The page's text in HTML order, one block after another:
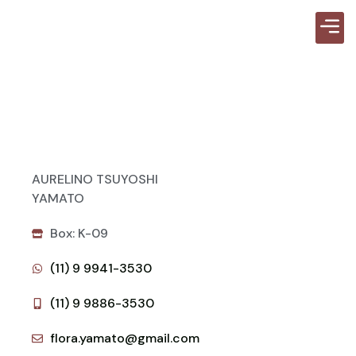
AURELINO TSUYOSHI
YAMATO
Box: K-09
(11) 9 9941-3530
(11) 9 9886-3530
flora.yamato@gmail.com